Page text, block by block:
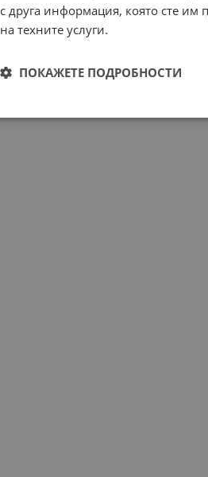
с друга информация, която сте им
на техните услуги.
ПОКАЖЕТЕ ПОДРОБНОСТИ